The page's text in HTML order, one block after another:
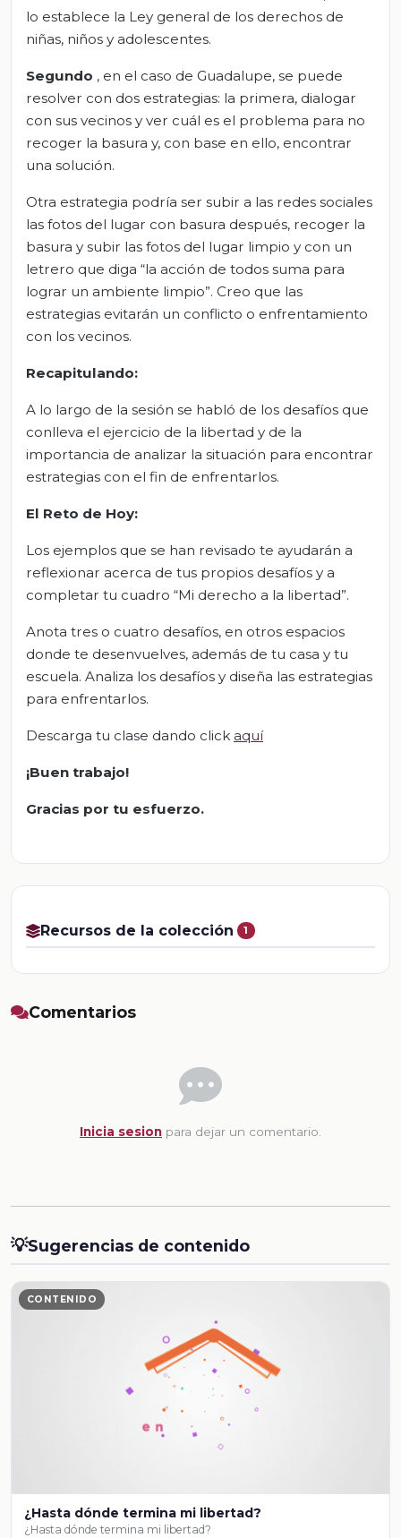
lo establece la Ley general de los derechos de
niñas, niños y adolescentes.
Segundo , en el caso de Guadalupe, se puede
resolver con dos estrategias: la primera, dialogar
con sus vecinos y ver cuál es el problema para no
recoger la basura y, con base en ello, encontrar
una solución.
Otra estrategia podría ser subir a las redes sociales
las fotos del lugar con basura después, recoger la
basura y subir las fotos del lugar limpio y con un
letrero que diga “la acción de todos suma para
lograr un ambiente limpio”. Creo que las
estrategias evitarán un conflicto o enfrentamiento
con los vecinos.
Recapitulando:
A lo largo de la sesión se habló de los desafíos que
conlleva el ejercicio de la libertad y de la
importancia de analizar la situación para encontrar
estrategias con el fin de enfrentarlos.
El Reto de Hoy:
Los ejemplos que se han revisado te ayudarán a
reflexionar acerca de tus propios desafíos y a
completar tu cuadro “Mi derecho a la libertad”.
Anota tres o cuatro desafíos, en otros espacios
donde te desenvuelves, además de tu casa y tu
escuela. Analiza los desafíos y diseña las estrategias
para enfrentarlos.
Descarga tu clase dando click aquí
¡Buen trabajo!
Gracias por tu esfuerzo.
Recursos de la colección 1
Comentarios
Inicia sesion para dejar un comentario.
💡Sugerencias de contenido
CONTENIDO
¿Hasta dónde termina mi libertad?
¿Hasta dónde termina mi libertad?